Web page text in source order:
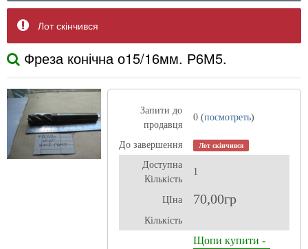
Лот скінчився
Фреза конічна о15/16мм. Р6М5.
Запити до
продавця
0 (посмотреть)
До завершення Лот скінчився
Доступна
Кількість
1
ЦІна 70,00гр
Кількість
Щопи купити -